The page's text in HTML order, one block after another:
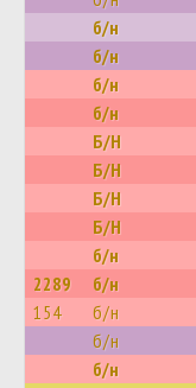
б/н
б/н
б/н
б/н
Б/Н
Б/Н
Б/Н
Б/Н
б/н
2289 б/н
154 б/н
б/н
б/н